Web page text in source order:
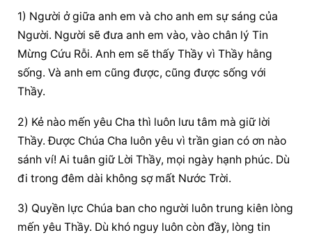
1) Người ở giữa anh em và cho anh em sự sáng của
Người. Người sẽ đưa anh em vào, vào chân lý Tin
Mừng Cứu Rỗi. Anh em sẽ thấy Thầy vì Thầy hằng
sống. Và anh em cũng được, cũng được sống với
Thầy.
2) Kẻ nào mến yêu Cha thì luôn lưu tâm mà giữ lời
Thầy. Được Chúa Cha luôn yêu vì trần gian có ơn nào
sánh ví! Ai tuân giữ Lời Thầy, mọi ngày hạnh phúc. Dù
đi trong đêm dài không sợ mất Nước Trời.
3) Quyền lực Chúa ban cho người luôn trung kiên lòng
mến yêu Thầy. Dù khó nguy luôn còn đầy, lòng tin